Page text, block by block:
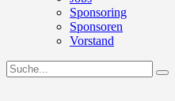
Sponsoring
Sponsoren
Vorstand